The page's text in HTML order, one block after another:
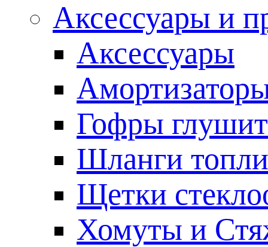
Аксессуары и
Аксессуары
Гофры
Шланги
Щетки
Хомуты и